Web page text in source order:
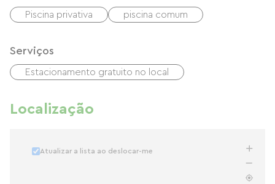
Piscina privativa piscina comum
Serviços
Estacionamento gratuito no local
Localização
Atualizar a lista ao deslocar-me